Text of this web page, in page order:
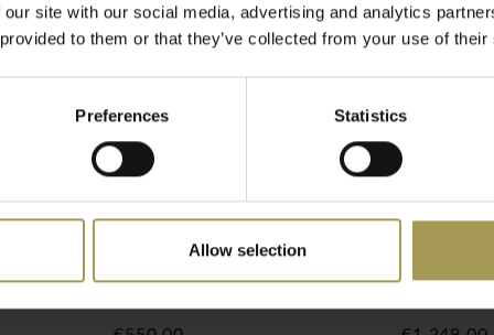
site with our social media, advertising and analytics
to them or that they’ve collected from your use of
Preferences Statistics
Allow selection
en moderne
(birch), T (beech), D1
in bijlage. Er zijn 5
met 1 mm
kantoormeubelen van dit
aanvragen alsook
binnen de 20-25
Nova